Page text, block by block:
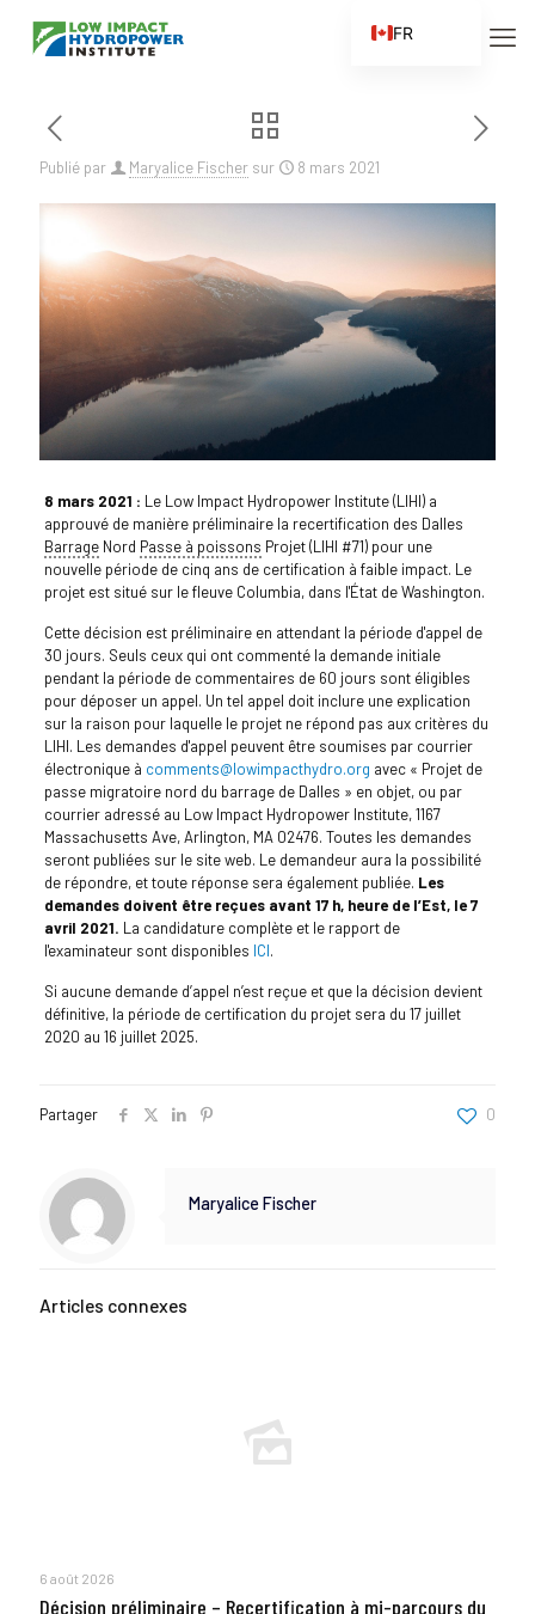
Publié par Maryalice Fischer sur 8 mars 2021
8 mars 2021 : Le Low Impact Hydropower Institute (LIHI) a
approuvé de manière préliminaire la recertification des Dalles
BarrageNord Passe à poissons Projet (LIHI #71) pour une
nouvelle période de cinq ans de certification à faible impact. Le
projet est situé sur le fleuve Columbia, dans l'État de Washington.
Cette décision est préliminaire en attendant la période d'appel de
30 jours. Seuls ceux qui ont commenté la demande initiale
pendant la période de commentaires de 60 jours sont éligibles
pour déposer un appel. Un tel appel doit inclure une explication
sur la raison pour laquelle le projet ne répond pas aux critères du
LIHI. Les demandes d'appel peuvent être soumises par courrier
électronique à comments@lowimpacthydro.org avec « Projet de
passe migratoire nord du barrage de Dalles » en objet, ou par
courrier adressé au Low Impact Hydropower Institute, 1167
Massachusetts Ave, Arlington, MA 02476. Toutes les demandes
seront publiées sur le site web. Le demandeur aura la possibilité
de répondre, et toute réponse sera également publiée. Les
demandes doivent être reçues avant 17 h, heure de l’Est, le 7
avril 2021. La candidature complète et le rapport de
l'examinateur sont disponibles ICI.
Si aucune demande d’appel n’est reçue et que la décision devient
définitive, la période de certification du projet sera du 17 juillet
2020 au 16 juillet 2025.
Partager 0
Maryalice Fischer
Articles connexes
6 août 2026
Décision préliminaire – Recertification à mi-parcours du
FR